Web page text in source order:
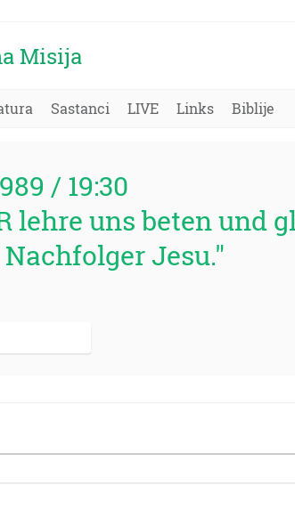
Misija
Sastanci LIVE Links Biblije
/ 19:30
lehre uns beten und
Jesu."